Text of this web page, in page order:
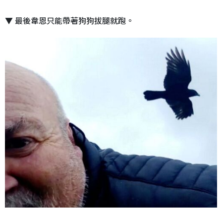
▼ 最後韋恩只能帶著狗狗拔腿就跑。